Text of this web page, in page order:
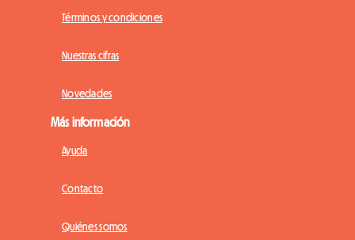
Términos y condiciones
Nuestras cifras
Novedades
Más información
Ayuda
Contacto
Quiénes somos